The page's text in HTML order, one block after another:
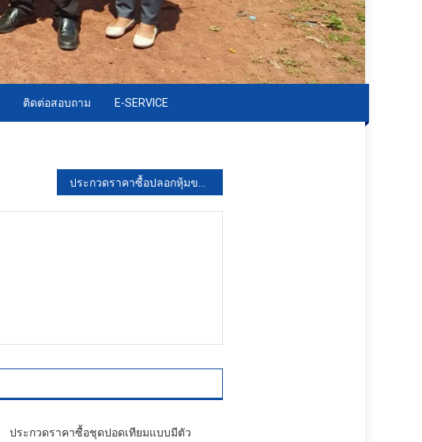
ติดต่อสอบถาม E-SERVICE
ประกวดราคาซื้อชุดปอดเทียมแบบมีตัว